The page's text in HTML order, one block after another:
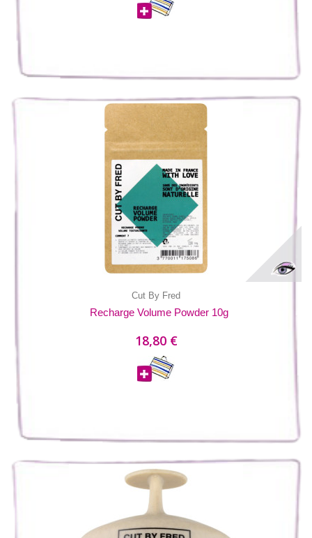
Cut By Fred
Recharge Volume Powder 10g
18,80 €